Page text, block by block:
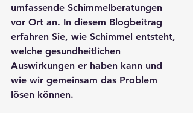
umfassende Schimmelberatungen
vor Ort an. In diesem Blogbeitrag
erfahren Sie, wie Schimmel entsteht,
welche gesundheitlichen
Auswirkungen er haben kann und
wie wir gemeinsam das Problem
lösen können.